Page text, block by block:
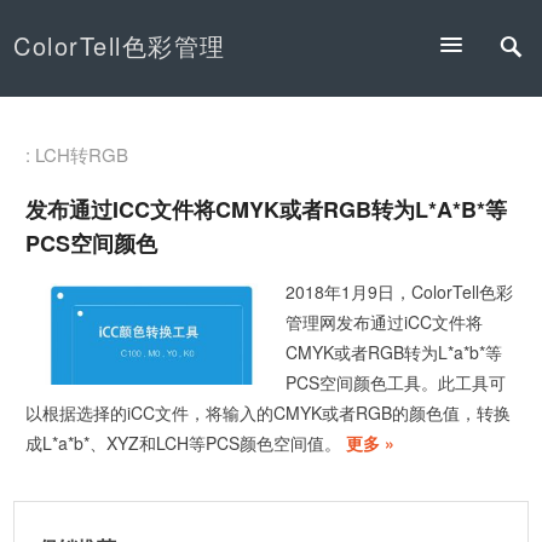
ColorTell色彩管理
: LCH转RGB
发布通过iCC文件将CMYK或者RGB转为L*a*b*等
PCS空间颜色
2018年1月9日，ColorTell色彩
管理网发布通过iCC文件将
CMYK或者RGB转为L*a*b*等
PCS空间颜色工具。此工具可
以根据选择的iCC文件，将输入的CMYK或者RGB的颜色值，转换
成L*a*b*、XYZ和LCH等PCS颜色空间值。
更多 »